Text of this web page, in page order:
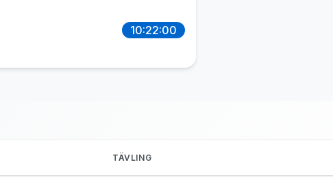
10:22:00
TÄVLING